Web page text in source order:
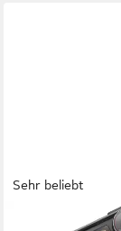
Sehr beliebt